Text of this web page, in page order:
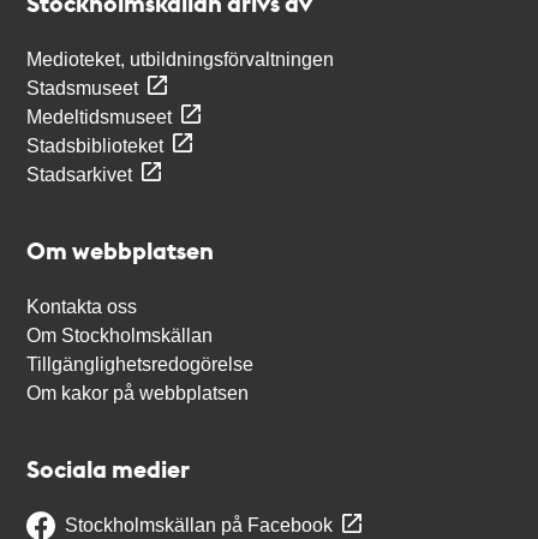
Medioteket, utbildningsförvaltningen
Stadsmuseet
Medeltidsmuseet
Stadsbiblioteket
Stadsarkivet
Om webbplatsen
Kontakta oss
Om Stockholmskällan
Tillgänglighetsredogörelse
Om kakor på webbplatsen
Sociala medier
Stockholmskällan på Facebook